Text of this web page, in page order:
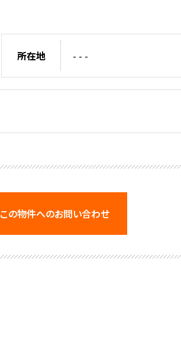
所在地 - - -
この物件へのお問い合わせ